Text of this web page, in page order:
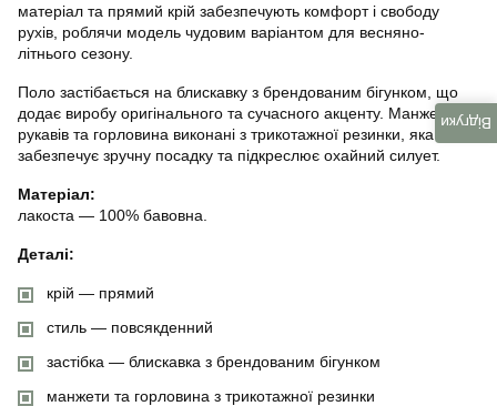
матеріал та прямий крій забезпечують комфорт і свободу
рухів, роблячи модель чудовим варіантом для весняно-
літнього сезону.
Поло застібається на блискавку з брендованим бігунком, що
додає виробу оригінального та сучасного акценту. Манжети
рукавів та горловина виконані з трикотажної резинки, яка
забезпечує зручну посадку та підкреслює охайний силует.
Матеріал:
лакоста — 100% бавовна.
Деталі:
крій — прямий
стиль — повсякденний
застібка — блискавка з брендованим бігунком
манжети та горловина з трикотажної резинки
Відгуки